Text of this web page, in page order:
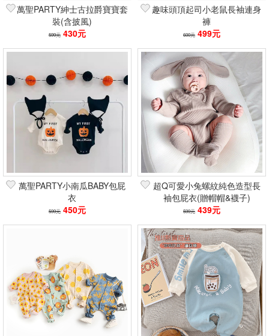
萬聖PARTY紳士古拉爵寶寶套
裝(含披風)
599元 430元
趣味頭頂起司小老鼠長袖連身
褲
600元 499元
萬聖PARTY小南瓜BABY包屁
衣
599元 450元
超Q可愛小兔螺紋純色造型長
袖包屁衣(贈帽帽&襪子)
599元 439元